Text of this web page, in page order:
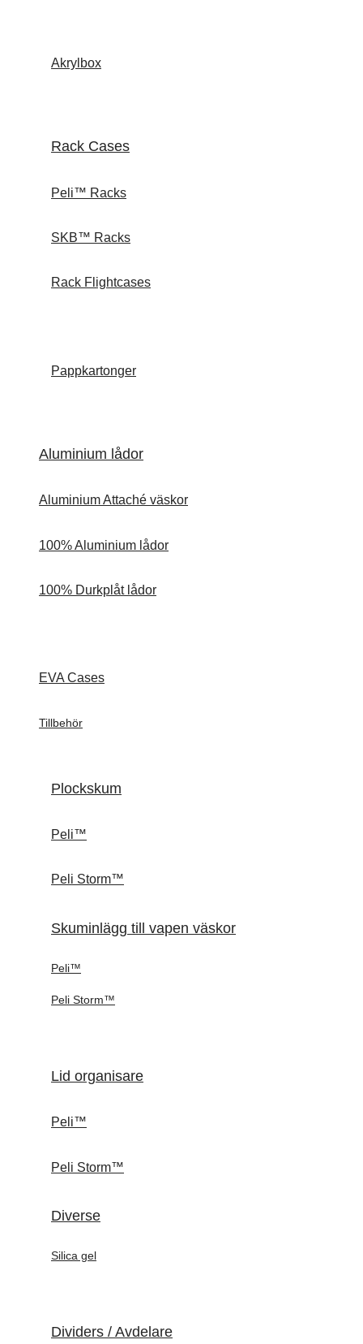
Akrylbox
Rack Cases
Peli™ Racks
SKB™ Racks
Rack Flightcases
Pappkartonger
Aluminium lådor
Aluminium Attaché väskor
100% Aluminium lådor
100% Durkplåt lådor
EVA Cases
Tillbehör
Plockskum
Peli™
Peli Storm™
Skuminlägg till vapen väskor
Peli™
Peli Storm™
Lid organisare
Peli™
Peli Storm™
Diverse
Silica gel
Dividers / Avdelare